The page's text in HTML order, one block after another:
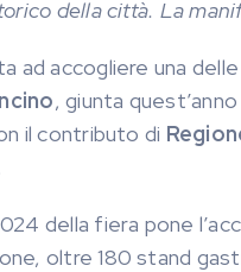
della città. La
ad accogliere una
, giunta
il contributo di
della fiera pone
oltre 180 stand